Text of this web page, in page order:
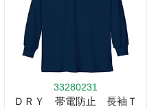
33280231
ＤＲＹ 帯電防止 長袖Ｔ